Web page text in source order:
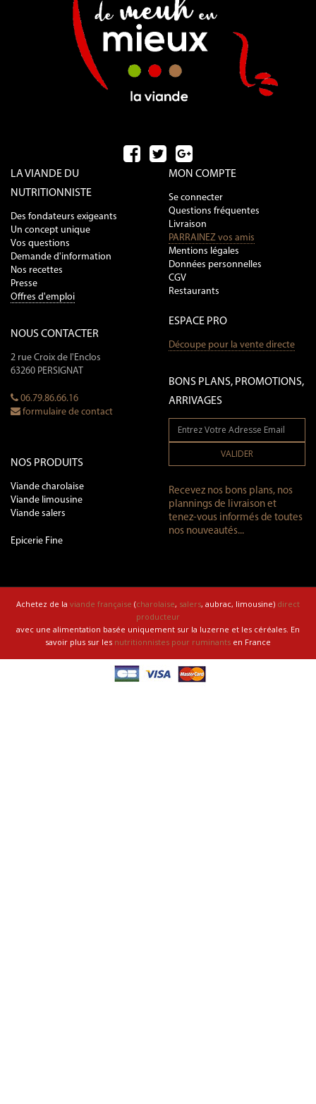
LA VIANDE DU
NUTRITIONNISTE
Des fondateurs exigeants
Un concept unique
Vos questions
Demande d'information
Nos recettes
Presse
Offres d'emploi
NOUS CONTACTER
2 rue Croix de l'Enclos
63260 PERSIGNAT
06.79.86.66.16
formulaire de contact
NOS PRODUITS
Viande charolaise
Viande limousine
Viande salers
Epicerie Fine
MON COMPTE
Se connecter
Questions fréquentes
Livraison
PARRAINEZ vos amis
Mentions légales
Données personnelles
CGV
Restaurants
ESPACE PRO
Découpe pour la vente directe
BONS PLANS, PROMOTIONS,
ARRIVAGES
VALIDER
Recevez nos bons plans, nos
plannings de livraison et
tenez-vous informés de toutes
nos nouveautés...
Achetez de la viande française (charolaise, salers, aubrac, limousine) direct
producteur
avec une alimentation basée uniquement sur la luzerne et les céréales. En
savoir plus sur les nutritionnistes pour ruminants en France